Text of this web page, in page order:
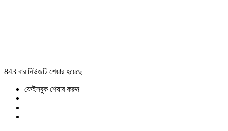
843 বার নিউজটি শেয়ার হয়েছে
ফেইসবুক শেয়ার করুন